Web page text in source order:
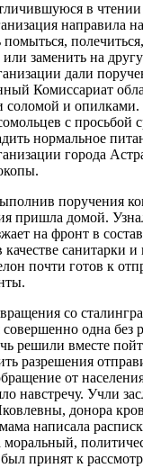
в чтении
направила
помыться,
заменить на
дали
Комиссариат
соломой и
с просьбой
нормальное
города
поручения
пришла домой.
на фронт в
санитарки и
почти готов к
со
совершенно одна
решили вместе
разрешения
от
навстречу. Учли
донора
написала
моральный,
принят к